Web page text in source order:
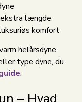
længde
komfort
helårsdyne.
type dyne, du
.
– Hvad